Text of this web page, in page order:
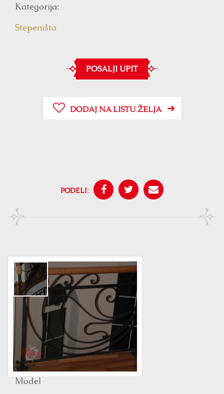
Kategorija:
Stepeništa
POSALJI UPIT
DODAJ NA LISTU ŽELJA
PODELI:
Model